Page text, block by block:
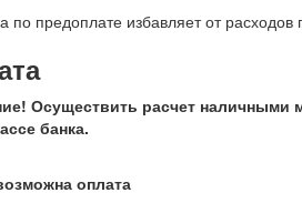
по предоплате избавляет от
Осуществить расчет
банка.
оплата